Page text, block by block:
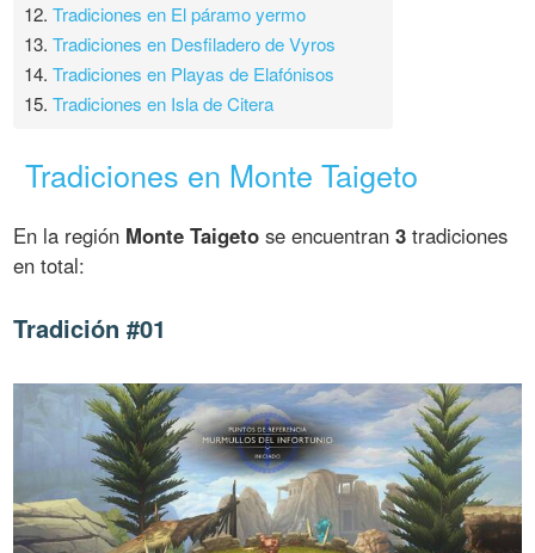
12.Tradiciones en El páramo yermo
13.Tradiciones en Desfiladero de Vyros
14.Tradiciones en Playas de Elafónisos
15.Tradiciones en Isla de Citera
Tradiciones en Monte Taigeto
En la región Monte Taigeto se encuentran3 tradiciones
en total:
Tradición #01